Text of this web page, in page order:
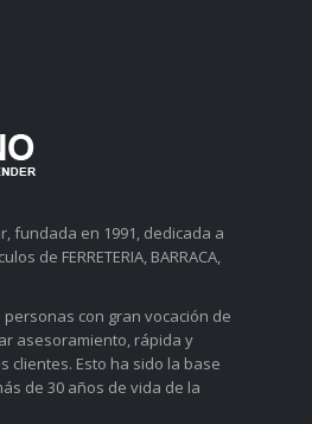
fundada en 1991, dedicada a
de FERRETERIA, BARRACA,
con gran vocación de
asesoramiento, rápida y
clientes. Esto ha sido la base
de 30 años de vida de la